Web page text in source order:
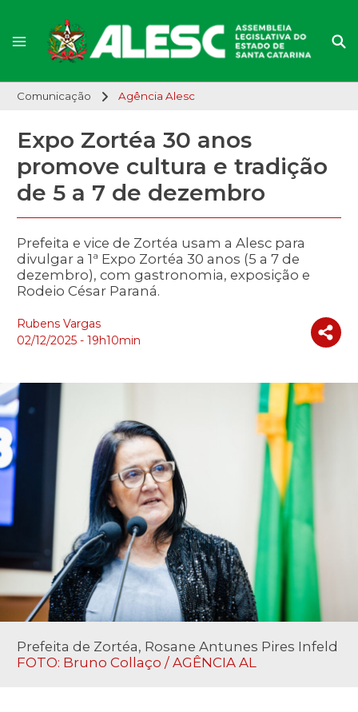
Comunicação Agência Alesc
Expo Zortéa 30 anos
promove cultura e tradição
de 5 a 7 de dezembro
Prefeita e vice de Zortéa usam a Alesc para
divulgar a 1ª Expo Zortéa 30 anos (5 a 7 de
dezembro), com gastronomia, exposição e
Rodeio César Paraná.
Rubens Vargas
02/12/2025 - 19h10min
Prefeita de Zortéa, Rosane Antunes Pires Infeld
FOTO: Bruno Collaço / AGÊNCIA AL